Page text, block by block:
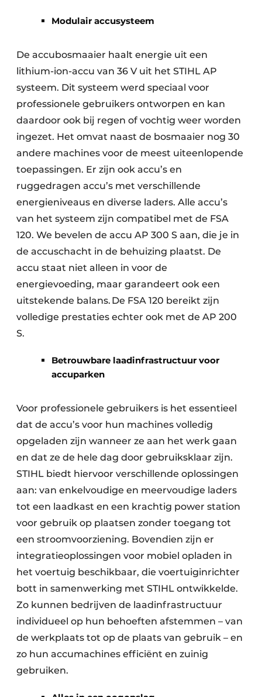
Modulair accusysteem
De accubosmaaier haalt energie uit een
lithium-ion-accu van 36 V uit het STIHL AP
systeem. Dit systeem werd speciaal voor
professionele gebruikers ontworpen en kan
daardoor ook bij regen of vochtig weer worden
ingezet. Het omvat naast de bosmaaier nog 30
andere machines voor de meest uiteenlopende
toepassingen. Er zijn ook accu’s en
ruggedragen accu’s met verschillende
energieniveaus en diverse laders. Alle accu’s
van het systeem zijn compatibel met de FSA
120. We bevelen de accu AP 300 S aan, die je in
de accuschacht in de behuizing plaatst. De
accu staat niet alleen in voor de
energievoeding, maar garandeert ook een
uitstekende balans. De FSA 120 bereikt zijn
volledige prestaties echter ook met de AP 200
S.
Betrouwbare laadinfrastructuur voor
accuparken
Voor professionele gebruikers is het essentieel
dat de accu’s voor hun machines volledig
opgeladen zijn wanneer ze aan het werk gaan
en dat ze de hele dag door gebruiksklaar zijn.
STIHL biedt hiervoor verschillende oplossingen
aan: van enkelvoudige en meervoudige laders
tot een laadkast en een krachtig power station
voor gebruik op plaatsen zonder toegang tot
een stroomvoorziening. Bovendien zijn er
integratieoplossingen voor mobiel opladen in
het voertuig beschikbaar, die voertuiginrichter
bott in samenwerking met STIHL ontwikkelde.
Zo kunnen bedrijven de laadinfrastructuur
individueel op hun behoeften afstemmen – van
de werkplaats tot op de plaats van gebruik – en
zo hun accumachines efficiënt en zuinig
gebruiken.